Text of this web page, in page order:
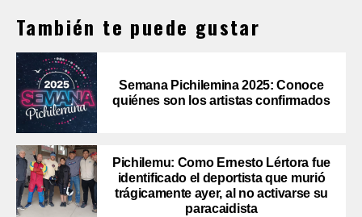
También te puede gustar
Semana Pichilemina 2025: Conoce
quiénes son los artistas confirmados
Pichilemu: Como Ernesto Lértora fue
identificado el deportista que murió
trágicamente ayer, al no activarse su
paracaidista